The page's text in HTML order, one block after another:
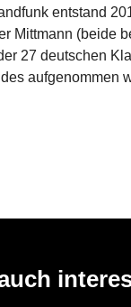
entstand
Mittmann (beide
27 deutschen
aufgenommen